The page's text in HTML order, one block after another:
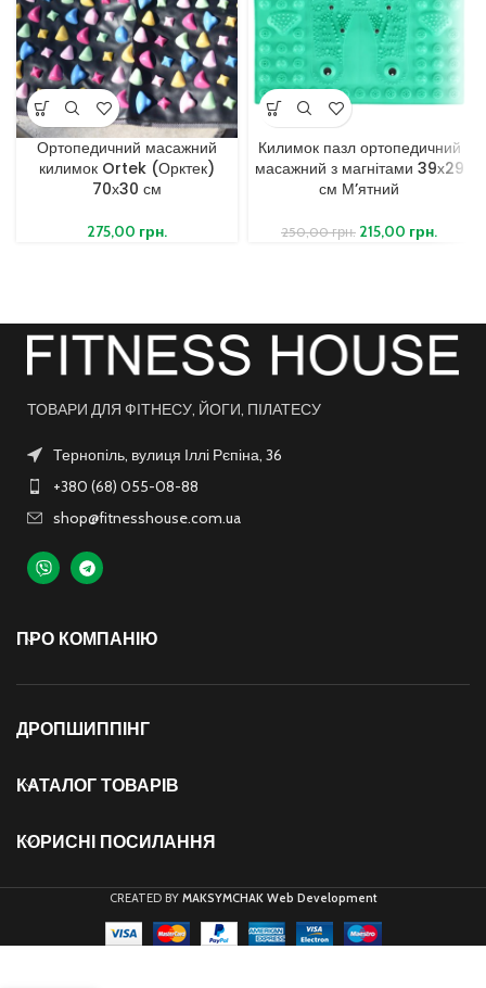
Ортопедичний масажний
килимок Ortek (Орктек)
70х30 см
275,00 грн.
Килимок пазл ортопедичний
масажний з магнітами 39х29
см М’ятний
250,00грн. 215,00 грн.
ТОВАРИ ДЛЯ ФІТНЕСУ, ЙОГИ, ПІЛАТЕСУ
Тернопіль, вулиця Іллі Рєпіна, 36
+380 (68) 055-08-88
shop@fitnesshouse.com.ua
ПРО КОМПАНІЮ
ДРОПШИППІНГ
КАТАЛОГ ТОВАРІВ
КОРИСНІ ПОСИЛАННЯ
CREATED BY MAKSYMCHAK Web Development